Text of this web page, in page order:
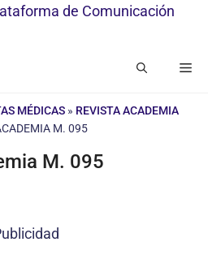
MÉDICAS » REVISTA ACADEMIA
M. 095
M. 095